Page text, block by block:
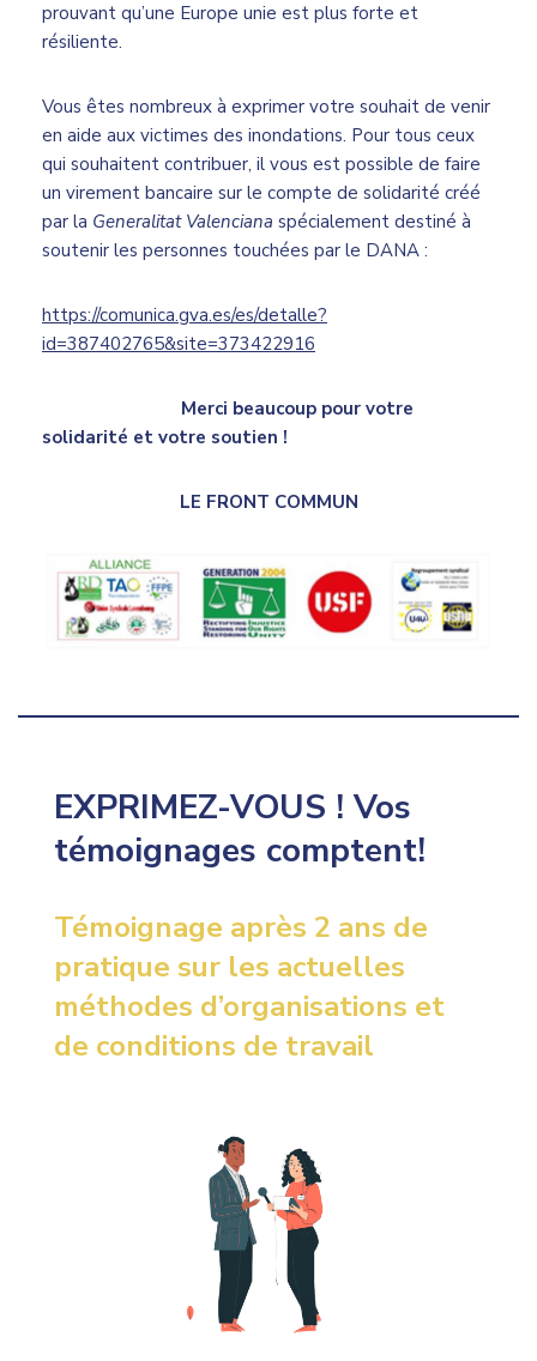
prouvant qu’une Europe unie est plus forte et
résiliente.
Vous êtes nombreux à exprimer votre souhait de venir
en aide aux victimes des inondations. Pour tous ceux
qui souhaitent contribuer, il vous est possible de faire
un virement bancaire sur le compte de solidarité créé
par la Generalitat Valenciana spécialement destiné à
soutenir les personnes touchées par le DANA :
https://comunica.gva.es/es/detalle?
id=387402765&site=373422916
Merci beaucoup pour votre
solidarité et votre soutien !
LE FRONT COMMUN
EXPRIMEZ-VOUS ! Vos
témoignages comptent!
Témoignage après 2 ans de
pratique sur les actuelles
méthodes d’organisations et
de conditions de travail